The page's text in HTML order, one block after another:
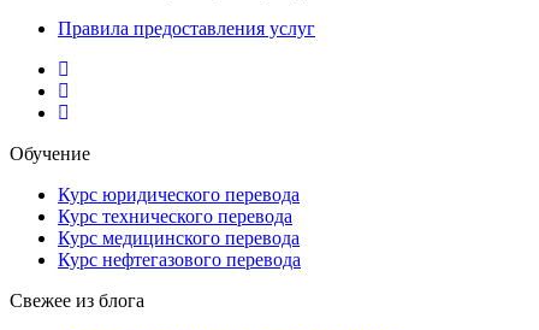
Правила предоставления услуг
Обучение
Курс юридического перевода
Курс технического перевода
Курс медицинского перевода
Курс нефтегазового перевода
Свежее из блога